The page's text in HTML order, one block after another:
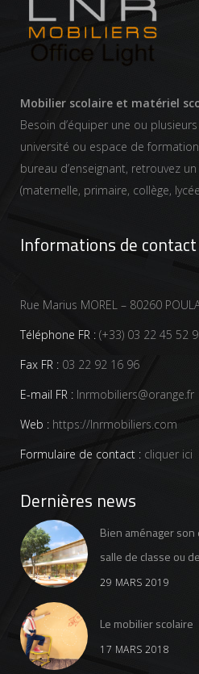
Mobilier scolaire et matériel
Besoin d’équiper une ou
université ou espace de
bureau d’enseignant, retrouvez
(maternelle, primaire, collège,
Informations de contact
Rue Marius MOREL – 80260
Téléphone FR : (+33) 03 22 45 52
Fax FR : 03 22 92 16 96
E-mail FR : lnrmobiliers@orange.fr
Web : https://lnrmobiliers.com
Formulaire de contact : cliquer ici
Dernières news
Bien aménager
salle de classe ou
29 MARS 2019
Le mobilier scolaire
17 MARS 2018